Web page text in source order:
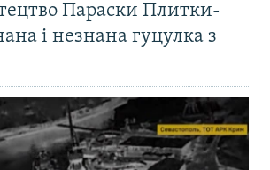
Параски Плитки-
і незнана гуцулка з